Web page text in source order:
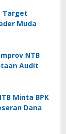
Target
Muda
NTB
Audit
Minta BPK
Dana